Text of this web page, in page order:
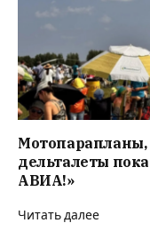
дельталеты
АВИА!»
Читать далее